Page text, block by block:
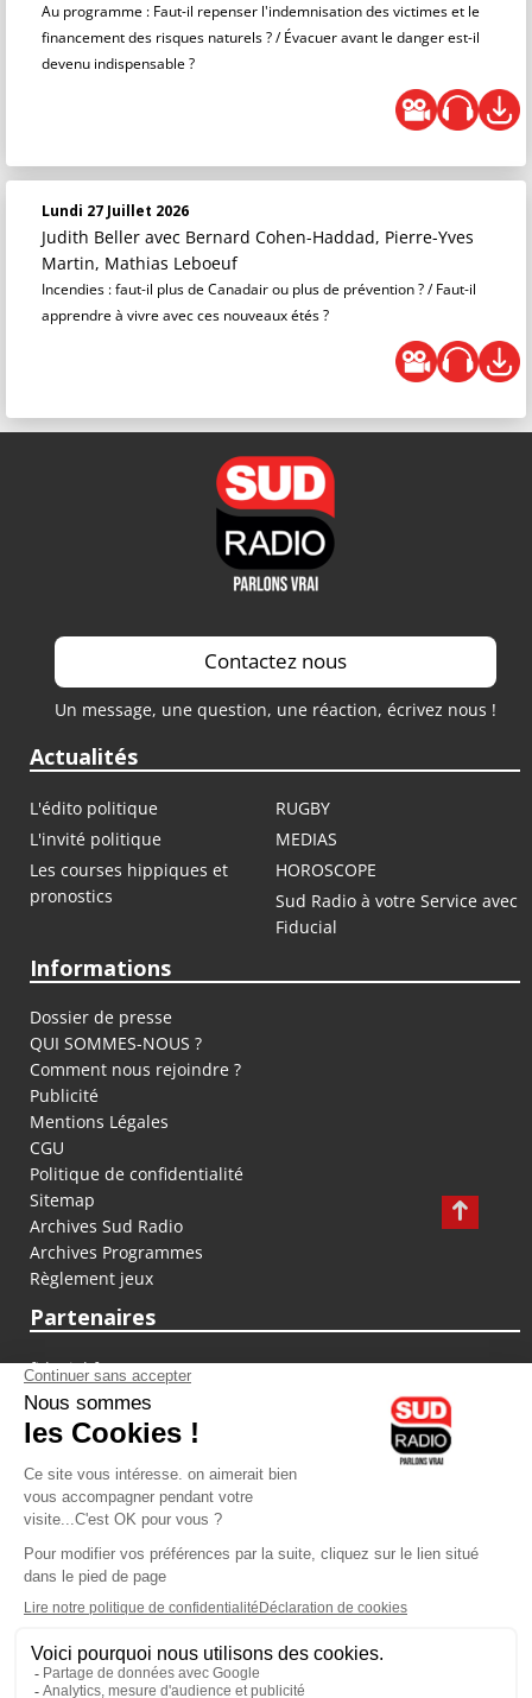
Au programme : Faut-il repenser l'indemnisation des victimes et le
financement des risques naturels ? / Évacuer avant le danger est-il
devenu indispensable ?
Lundi 27 Juillet 2026
Judith Beller avec Bernard Cohen-Haddad, Pierre-Yves
Martin, Mathias Leboeuf
Incendies : faut-il plus de Canadair ou plus de prévention ? / Faut-il
apprendre à vivre avec ces nouveaux étés ?
Contactez nous
Un message, une question, une réaction, écrivez nous !
Actualités
L'édito politique
RUGBY
L'invité politique
MEDIAS
Les courses hippiques et
pronostics
HOROSCOPE
Sud Radio à votre Service avec
Fiducial
Informations
Dossier de presse
QUI SOMMES-NOUS ?
Comment nous rejoindre ?
Publicité
Mentions Légales
CGU
Politique de confidentialité
Sitemap
Archives Sud Radio
Archives Programmes
Règlement jeux
Partenaires
fiducial.fr
lyoncapitale.fr
olympique-et-lyonnais.com
L'application Iphone / Android
Téléchargez l'application
Les cookies
Gestion des cookies